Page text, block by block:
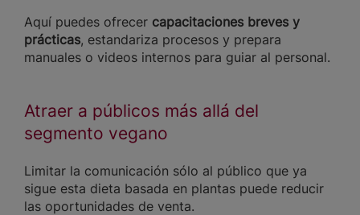
Aquí puedes ofrecer capacitaciones breves y
prácticas, estandariza procesos y prepara
manuales o videos internos para guiar al personal.
Atraer a públicos más allá del
segmento vegano
Limitar la comunicación sólo al público que ya
sigue esta dieta basada en plantas puede reducir
las oportunidades de venta.